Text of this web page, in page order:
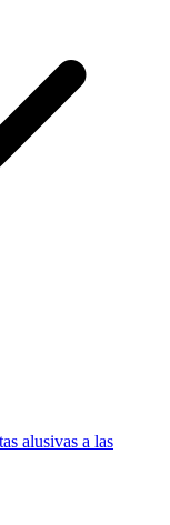
alusivas a las